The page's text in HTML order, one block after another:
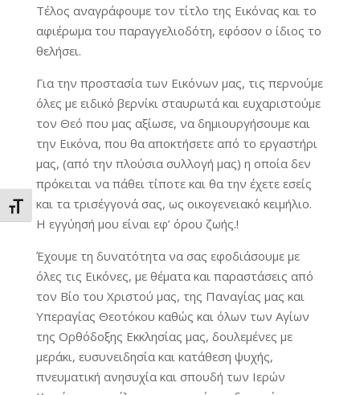
Εναλλαγή Μεγέθους Γραμμάτων
Τέλος αναγράφουμε τον τίτλο της Εικόνας και το
αφιέρωμα του παραγγελιοδότη, εφόσον ο ίδιος το
θελήσει.
Για την προστασία των Εικόνων μας, τις περνούμε
όλες με ειδικό βερνίκι σταυρωτά και ευχαριστούμε
τον Θεό που μας αξίωσε, να δημιουργήσουμε και
την Εικόνα, που θα αποκτήσετε από το εργαστήρι
μας, (από την πλούσια συλλογή μας) η οποία δεν
πρόκειται να πάθει τίποτε και θα την έχετε εσείς
και τα τρισέγγονά σας, ως οικογενειακό κειμήλιο.
Η εγγύησή μου είναι εφ’ όρου ζωής.!
Έχουμε τη δυνατότητα να σας εφοδιάσουμε με
όλες τις Εικόνες, με θέματα και παραστάσεις από
τον Βίο του Χριστού μας, της Παναγίας μας και
Υπεραγίας Θεοτόκου καθώς και όλων των Αγίων
της Ορθόδοξης Εκκλησίας μας, δουλεμένες με
μεράκι, ευσυνειδησία και κατάθεση ψυχής,
πνευματική ανησυχία και σπουδή των Ιερών